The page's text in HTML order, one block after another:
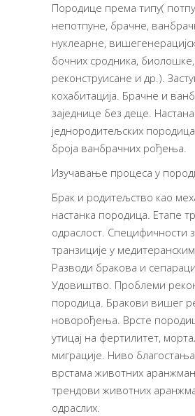
Породице према типу(
непотпуне, брачне,
нуклеарне,
бочних сродника, биолошке,
реконструисане и др.).
кохабитација. Брачне и
заједнице без деце.
једнородитељских
броја ванбрачних рођења.
Изучавање процеса у
Брак и родитељство као
настанка породица. Етапе
одраслост. Специфичности
транзиције у
Разводи бракова и
Удовиштво. Проблеми
породица. Бракови вишег
новорођења. Врсте
утицај на фертилитет,
миграције. Ниво
врстама животних
трендови животних
одраслих.